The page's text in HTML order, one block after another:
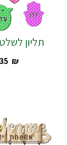
תליון
‎35 ₪